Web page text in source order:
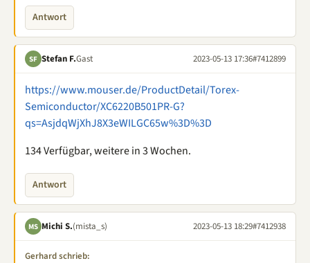
Antwort
SF Stefan F.Gast 2023-05-13 17:36#7412899
https://www.mouser.de/ProductDetail/Torex-
Semiconductor/XC6220B501PR-G?
qs=AsjdqWjXhJ8X3eWILGC65w%3D%3D
134 Verfügbar, weitere in 3 Wochen.
Antwort
MS Michi S.(mista_s) 2023-05-13 18:29#7412938
Gerhard schrieb: